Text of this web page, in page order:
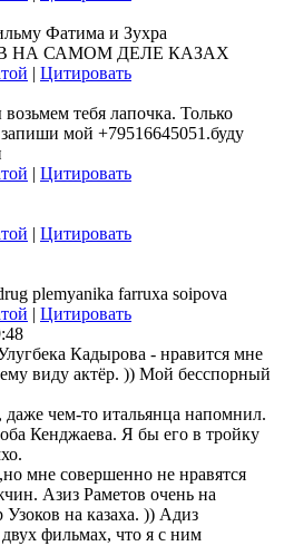
Фатима и Зухра
НА САМОМ ДЕЛЕ КАЗАХ
| Цитировать
тебя лапочка. Только
мой +79516645051.буду
| Цитировать
| Цитировать
plemyanika farruxa soipova
| Цитировать
Кадырова - нравится мне
виду актёр. )) Мой бесспорный
чем-то итальянца напомнил.
Кенджаева. Я бы его в тройку
мне совершенно не нравятся
Азиз Раметов очень на
на казаха. )) Адиз
фильмах, что я с ним